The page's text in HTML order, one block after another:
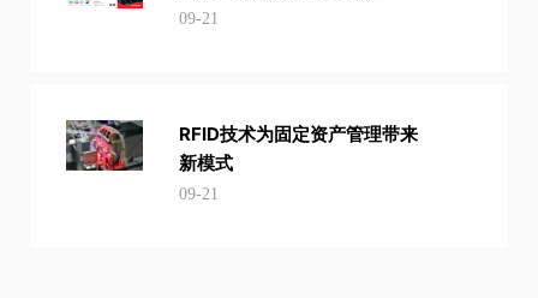
09-21
RFID技术为固定资产管理带来
新模式
09-21